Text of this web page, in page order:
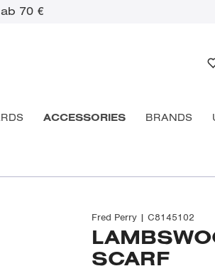
70 €
ACCESSORIES BRANDS
Fred Perry | C8145102
SCARF